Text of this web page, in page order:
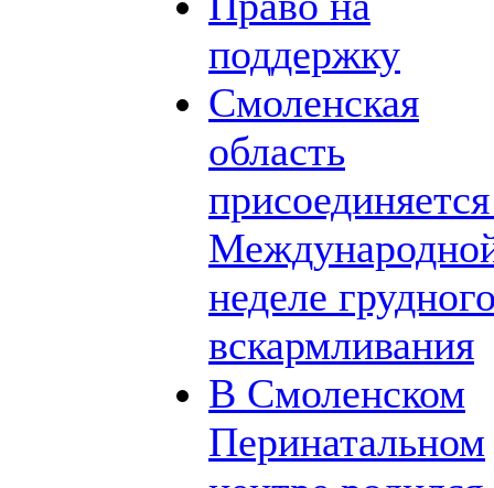
поддержку
Смоленская
область
неделе
вскармливания
В Смоленском
Перинатальном